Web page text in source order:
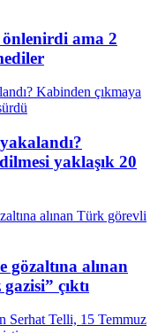
ama 2
yaklaşık 20
gözaltına alınan
çıktı